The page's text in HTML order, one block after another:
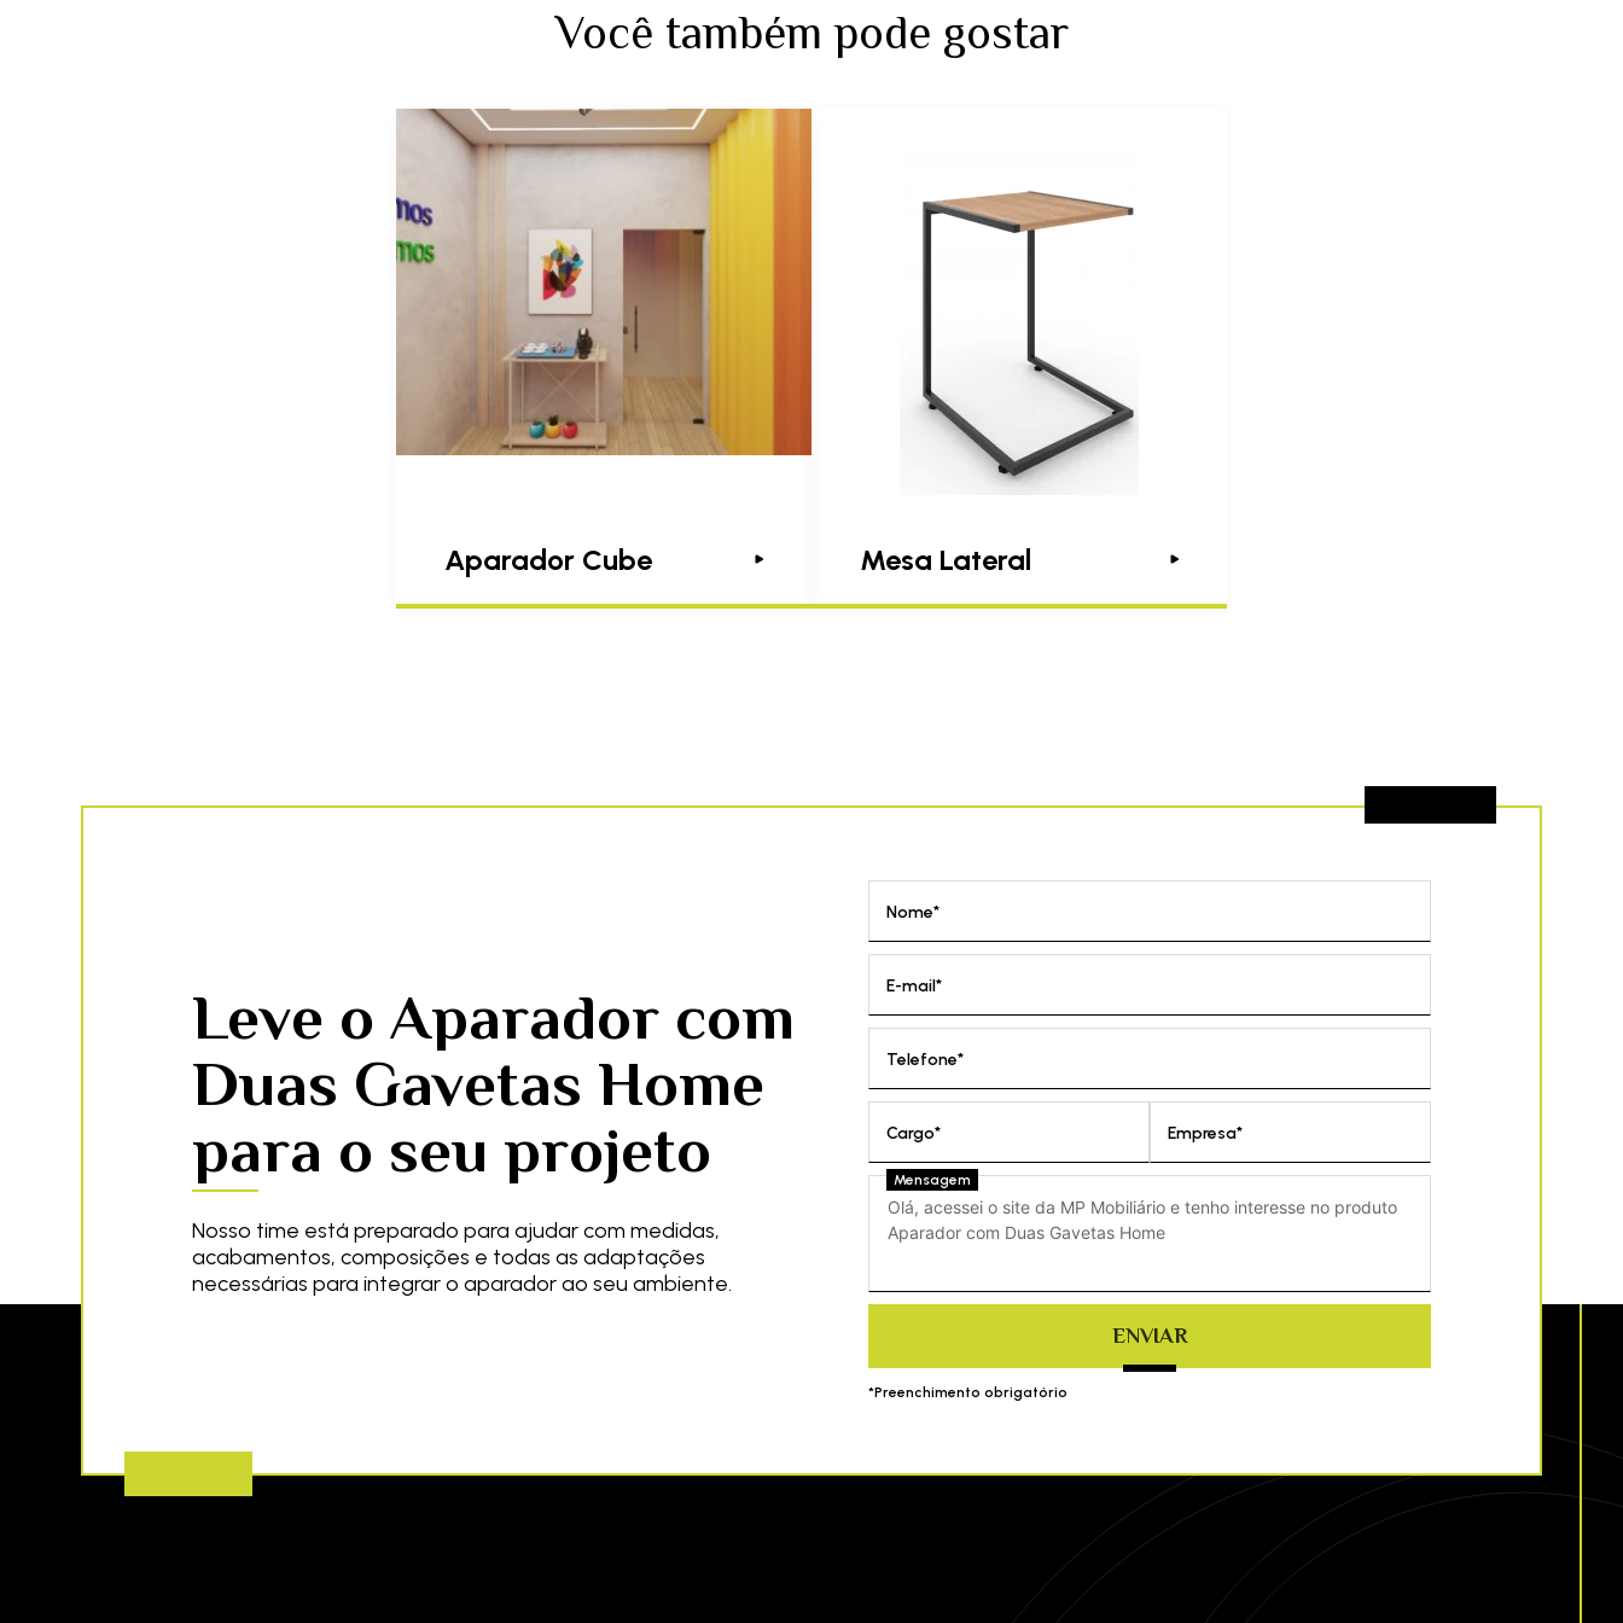
Você também pode gostar
Aparador Cube Mesa Lateral
Leve o Aparador com
Duas Gavetas Home
para o seu projeto
Nosso time está preparado para ajudar com medidas,
acabamentos, composições e todas as adaptações
necessárias para integrar o aparador ao seu ambiente.
Nome*
E-mail*
Telefone*
Cargo* Empresa*
Mensagem
ENVIAR
*Preenchimento obrigatório